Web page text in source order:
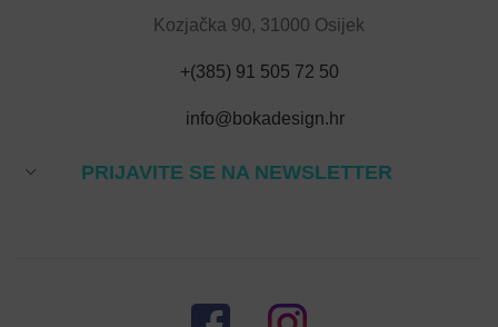
Kozjačka 90, 31000 Osijek
+(385) 91 505 72 50
info@bokadesign.hr
PRIJAVITE SE NA NEWSLETTER